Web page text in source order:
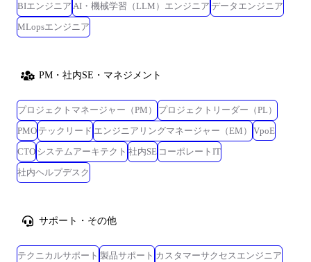
BIエンジニア AI・機械学習（LLM）エンジニア データエンジニア
MLopsエンジニア
PM・社内SE・マネジメント
プロジェクトマネージャー（PM）
プロジェクトリーダー（PL）
PMO テックリード エンジニアリングマネージャー（EM）
VpoE
CTO システムアーキテクト 社内SE コーポレートIT
社内ヘルプデスク
サポート・その他
テクニカルサポート 製品サポート カスタマーサクセスエンジニア